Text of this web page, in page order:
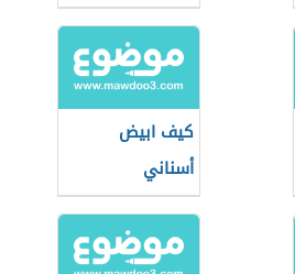
كيف ابيض
أسناني